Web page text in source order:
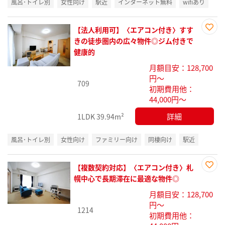
風呂･トイレ別 女性向け 駅近 インターネット無料 wifiあり
録
【法人利用可】〈エアコン付き〉すす
きの徒歩圏内の広々物件◎ジム付きで
健康的
709
月額目安：128,700
円～
初期費用他：
44,000円～
1LDK39.94m² 詳細
風呂･トイレ別 女性向け ファミリー向け 同棲向け 駅近
り登
【複数契約対応】〈エアコン付き〉札
幌中心で長期滞在に最適な物件◎
1214
月額目安：128,700
円～
初期費用他：